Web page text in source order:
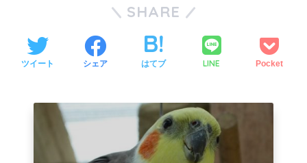
SHARE
ツイート シェア はてブ LINE Pocket